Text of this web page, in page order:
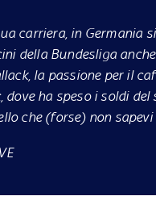
carriera, in Germania
della Bundesliga
la passione per il
ha speso i soldi del
che (forse) non